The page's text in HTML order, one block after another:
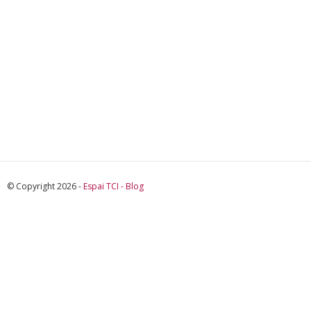
© Copyright 2026 - Espai TCI - Blog